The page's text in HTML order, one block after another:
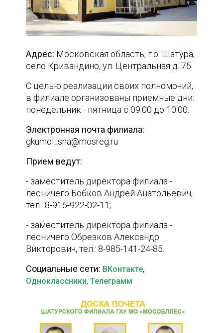
Адрес: Московская область, г.о. Шатура,
село Кривандино, ул. Центральная д. 75
С целью реализации своих полномочий,
в филиале организованы приемные дни:
понедельник - пятница с 09:00 до 10:00.
Электронная почта филиала:
gkumol_sha@mosreg.ru
Прием ведут:
- заместитель директора филиала -
лесничего Бобков Андрей Анатольевич,
тел.: 8-916-922-02-11;
- заместитель директора филиала -
лесничего Обрезков Александр
Викторович, тел.: 8-985-141-24-85.
Социальные сети: ВКонтакте,
Одноклассники,Телеграмм